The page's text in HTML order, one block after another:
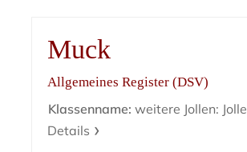
Muck
Allgemeines Register (DSV)
Klassenname: weitere Jollen: Jolle
Details